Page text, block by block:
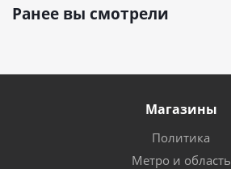
Ранее вы смотрели
Магазины
Политика
Метро и область